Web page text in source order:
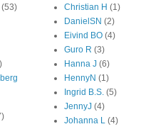
(53)
Christian H (1)
DanielSN (2)
Eivind BO (4)
Guro R (3)
Hanna J (6)
HennyN (1)
Ingrid B.S. (5)
JennyJ (4)
Johanna L (4)